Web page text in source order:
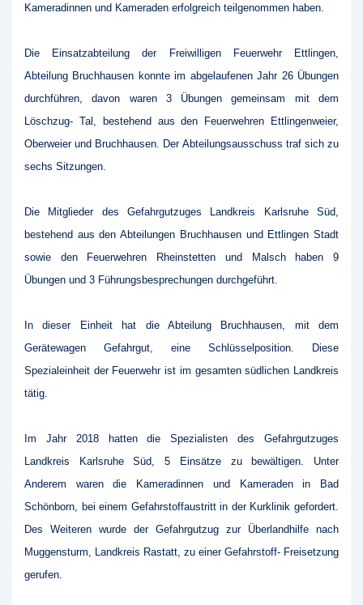
Kameradinnen und Kameraden erfolgreich teilgenommen haben.
Die Einsatzabteilung der Freiwilligen Feuerwehr Ettlingen,
Abteilung Bruchhausen konnte im abgelaufenen Jahr 26 Übungen
durchführen, davon waren 3 Übungen gemeinsam mit dem
Löschzug- Tal, bestehend aus den Feuerwehren Ettlingenweier,
Oberweier und Bruchhausen. Der Abteilungsausschuss traf sich zu
sechs Sitzungen.
Die Mitglieder des Gefahrgutzuges Landkreis Karlsruhe Süd,
bestehend aus den Abteilungen Bruchhausen und Ettlingen Stadt
sowie den Feuerwehren Rheinstetten und Malsch haben 9
Übungen und 3 Führungsbesprechungen durchgeführt.
In dieser Einheit hat die Abteilung Bruchhausen, mit dem
Gerätewagen Gefahrgut, eine Schlüsselposition. Diese
Spezialeinheit der Feuerwehr ist im gesamten südlichen Landkreis
tätig.
Im Jahr 2018 hatten die Spezialisten des Gefahrgutzuges
Landkreis Karlsruhe Süd, 5 Einsätze zu bewältigen. Unter
Anderem waren die Kameradinnen und Kameraden in Bad
Schönborn, bei einem Gefahrstoffaustritt in der Kurklinik gefordert.
Des Weiteren wurde der Gefahrgutzug zur Überlandhilfe nach
Muggensturm, Landkreis Rastatt, zu einer Gefahrstoff- Freisetzung
gerufen.